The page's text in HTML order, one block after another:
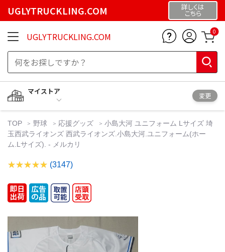
UGLYTRUCKLING.COM 詳しくは
こちら
UGLYTRUCKLING.COM 0
マイストア
変更
TOP 野球 応援グッズ
小島大河 ユニフォーム Lサイズ 埼
玉西武ライオンズ 西武ライオンズ.小島大河.ユニフォーム(ホー
ム.Lサイズ). - メルカリ
(3147)